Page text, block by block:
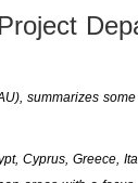
summarizes
Cyprus, Greece,